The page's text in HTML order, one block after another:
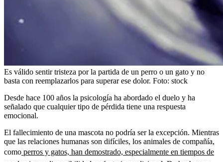
Es válido sentir tristeza por la partida de un perro o un gato y no
basta con reemplazarlos para superar ese dolor. Foto: stock
Desde hace 100 años la psicología ha abordado el duelo y ha
señalado que cualquier tipo de pérdida tiene una respuesta
emocional.
El fallecimiento de una mascota no podría ser la excepción. Mientras
que las relaciones humanas son difíciles, los animales de compañía,
como perros y gatos, han demostrado, especialmente en tiempos de